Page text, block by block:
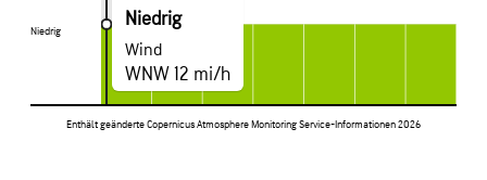
Niedrig
Niedrig
Niedrig
Wind
WNW 12 mi/h
Enthält geänderte Copernicus Atmosphere Monitoring Service-Informationen 2026